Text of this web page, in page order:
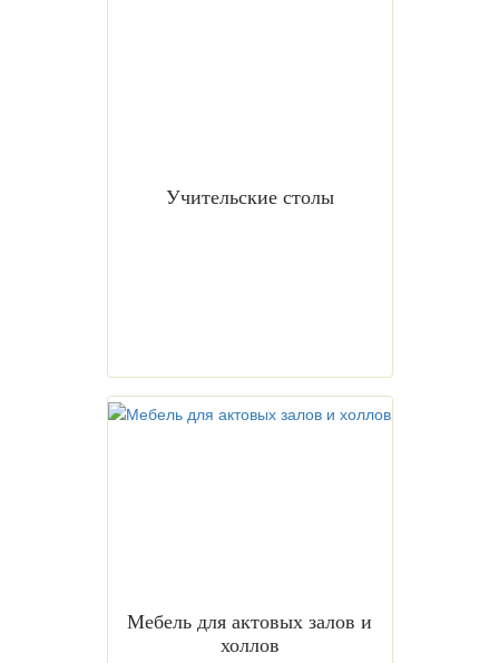
Учительские столы
Мебель для актовых залов и
холлов